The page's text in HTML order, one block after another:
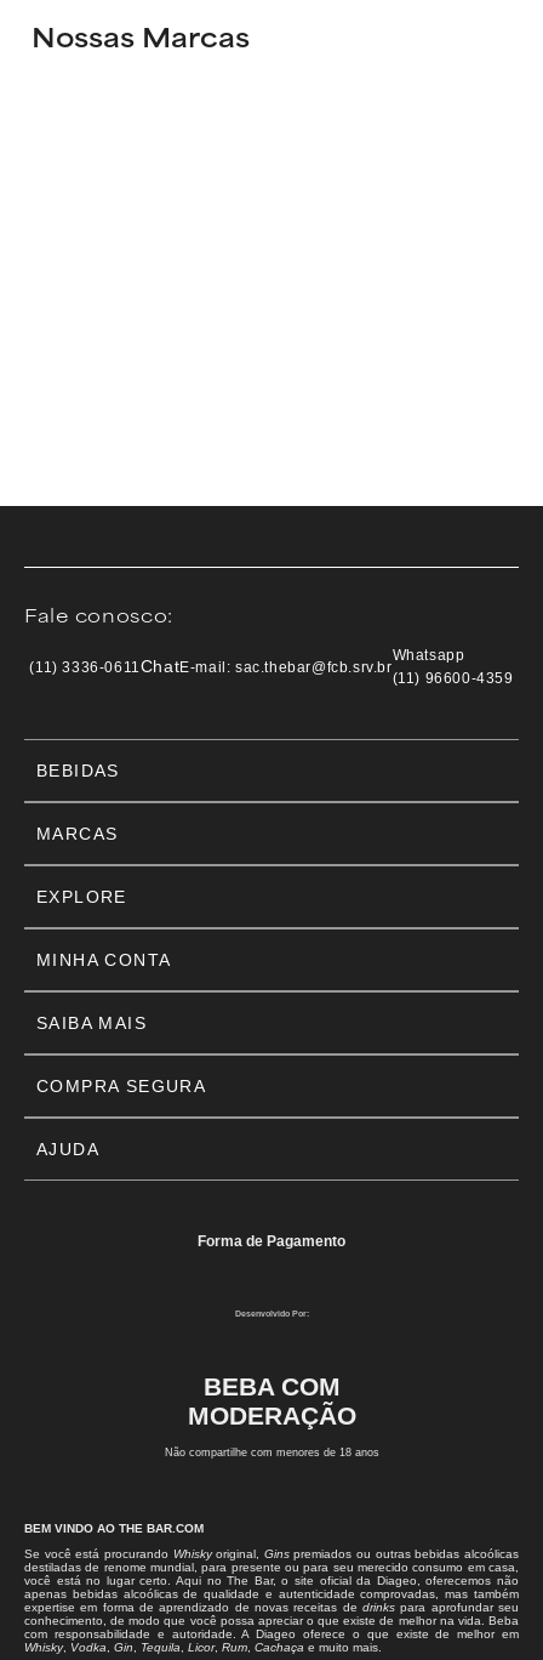
Nossas Marcas
Fale conosco:
(11) 3336-0611 ChatE-mail: sac.thebar@fcb.srv.br
Whatsapp
(11) 96600-4359
BEBIDAS
MARCAS
EXPLORE
MINHA CONTA
SAIBA MAIS
COMPRA SEGURA
AJUDA
Forma de Pagamento
Desenvolvido Por:
BEBA COM
MODERAÇÃO
Não compartilhe com menores de 18 anos
BEM VINDO AO THE BAR.COM
Se você está procurando Whiskyoriginal, Ginspremiados ou outras bebidas alcoólicas
destiladas de renome mundial, para presente ou para seu merecido consumo em casa,
você está no lugar certo. Aqui no The Bar, o site oficial da Diageo, oferecemos não
apenas bebidas alcoólicas de qualidade e autenticidade comprovadas, mas também
expertise em forma de aprendizado de novas receitas de drinks para aprofundar seu
conhecimento, de modo que você possa apreciar o que existe de melhor na vida. Beba
com responsabilidade e autoridade. A Diageo oferece o que existe de melhor em
Whisky, Vodka Gin Tequila Licor, Rum Cachaça e muito mais.